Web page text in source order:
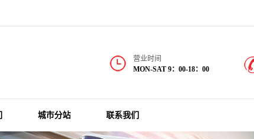
营业时间
MON-SAT 9：00-18：00
城市分站 联系我们